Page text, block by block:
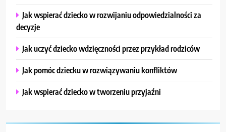
Jak wspierać dziecko w rozwijaniu odpowiedzialności za
decyzje
Jak uczyć dziecko wdzięczności przez przykład rodziców
Jak pomóc dziecku w rozwiązywaniu konfliktów
Jak wspierać dziecko w tworzeniu przyjaźni